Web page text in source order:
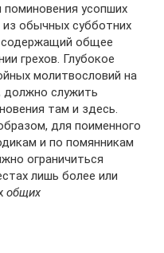
усопших
обычных субботних
содержащий общее
грехов. Глубокое
молитвословий на
должно служить
там и здесь.
для поименного
и по помянникам
ограничиться
лишь более или
общих